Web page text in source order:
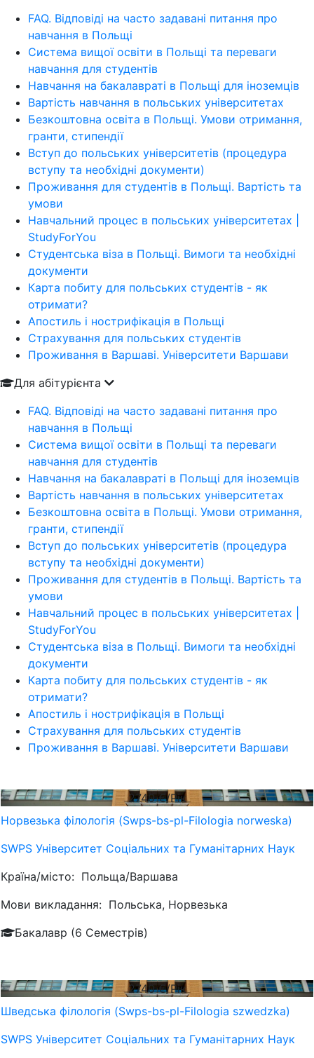
FAQ. Відповіді на часто задавані питання про
навчання в Польщі
Система вищої освіти в Польщі та переваги
навчання для студентів
Навчання на бакалавраті в Польщі для іноземців
Вартість навчання в польських університетах
Безкоштовна освіта в Польщі. Умови отримання,
гранти, стипендії
Вступ до польських університетів (процедура
вступу та необхідні документи)
Проживання для студентів в Польщі. Вартість та
умови
Навчальний процес в польських університетах |
StudyForYou
Студентська віза в Польщі. Вимоги та необхідні
документи
Карта побиту для польських студентів - як
отримати?
Апостиль і нострифікація в Польщі
Страхування для польських студентів
Проживання в Варшаві. Університети Варшави
Для абітурієнта
FAQ. Відповіді на часто задавані питання про
навчання в Польщі
Система вищої освіти в Польщі та переваги
навчання для студентів
Навчання на бакалавраті в Польщі для іноземців
Вартість навчання в польських університетах
Безкоштовна освіта в Польщі. Умови отримання,
гранти, стипендії
Вступ до польських університетів (процедура
вступу та необхідні документи)
Проживання для студентів в Польщі. Вартість та
умови
Навчальний процес в польських університетах |
StudyForYou
Студентська віза в Польщі. Вимоги та необхідні
документи
Карта побиту для польських студентів - як
отримати?
Апостиль і нострифікація в Польщі
Страхування для польських студентів
Проживання в Варшаві. Університети Варшави
2740€/Рік
Норвезька філологія (Swps-bs-pl-Filologia norweska)
SWPS Університет Соціальних та Гуманітарних Наук
Країна/місто: Польща/Варшава
Мови викладання: Польська, Норвезька
Бакалавр (6 Семестрів)
2740€/Рік
Шведська філологія (Swps-bs-pl-Filologia szwedzka)
SWPS Університет Соціальних та Гуманітарних Наук